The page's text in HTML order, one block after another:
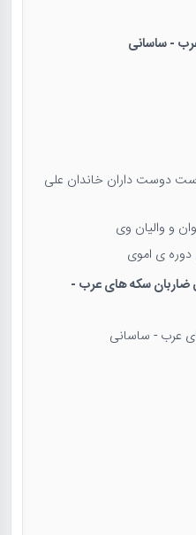
- ساسانی
دوست داران خاندان علی
و والیان وی
ی اموی
سکه های عرب -
عرب - ساسانی